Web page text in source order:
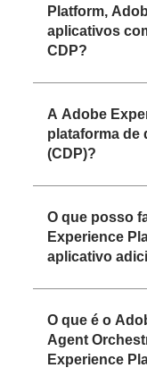
Platform,
aplicativos
CDP?
A Adobe
plataforma de
(CDP)?
O que posso
Experience
aplicativo
O que é o
Agent
Experience